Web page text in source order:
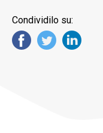
Condividilo su: